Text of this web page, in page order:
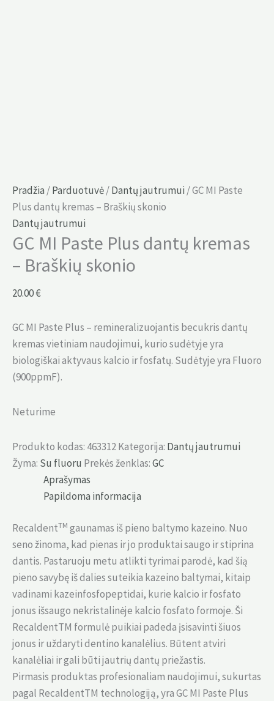
Pradžia /Parduotuvė/Dantų jautrumui / GC MI Paste
Plus dantų kremas – Braškių skonio
Dantų jautrumui
GC MI Paste Plus dantų kremas
– Braškių skonio
20.00€
GC MI Paste Plus – remineralizuojantis becukris dantų
kremas vietiniam naudojimui, kurio sudėtyje yra
biologiškai aktyvaus kalcio ir fosfatų. Sudėtyje yra Fluoro
(900ppmF).
Neturime
Produkto kodas: 463312Kategorija: Dantų jautrumui
Žyma: Su fluoru Prekės ženklas:GC
Aprašymas
Papildoma informacija
RecaldentTM gaunamas iš pieno baltymo kazeino. Nuo
seno žinoma, kad pienas ir jo produktai saugo ir stiprina
dantis. Pastaruoju metu atlikti tyrimai parodė, kad šią
pieno savybę iš dalies suteikia kazeino baltymai, kitaip
vadinami kazeinfosfopeptidai, kurie kalcio ir fosfato
jonus išsaugo nekristalinėje kalcio fosfato formoje. Ši
RecaldentTM formulė puikiai padeda įsisavinti šiuos
jonus ir uždaryti dentino kanalėlius. Būtent atviri
kanalėliai ir gali būti jautrių dantų priežastis.
Pirmasis produktas profesionaliam naudojimui, sukurtas
pagal RecaldentTM technologiją, yra GC MI Paste Plus